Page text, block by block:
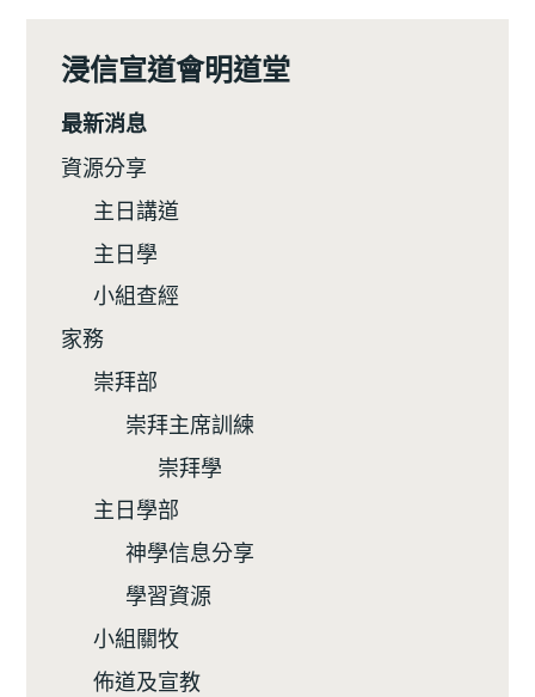
浸信宣道會明道堂
最新消息
資源分享
主日講道
主日學
小組查經
家務
崇拜部
崇拜主席訓練
崇拜學
主日學部
神學信息分享
學習資源
小組關牧
佈道及宣教